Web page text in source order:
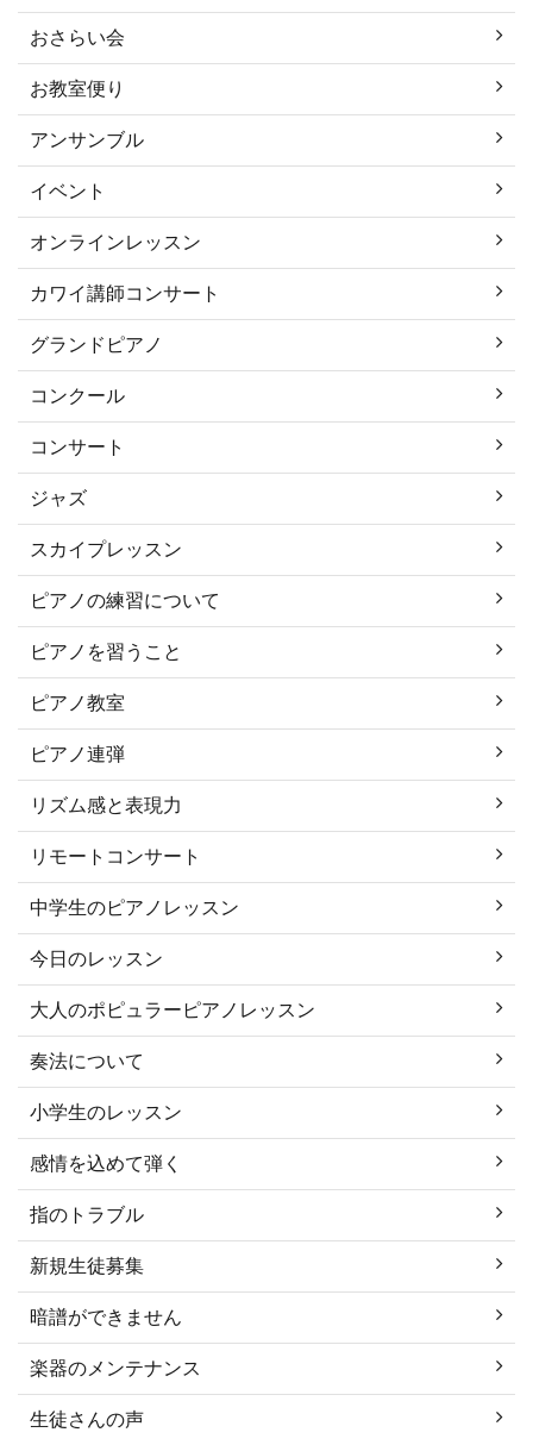
おさらい会
お教室便り
アンサンブル
イベント
オンラインレッスン
カワイ講師コンサート
グランドピアノ
コンクール
コンサート
ジャズ
スカイプレッスン
ピアノの練習について
ピアノを習うこと
ピアノ教室
ピアノ連弾
リズム感と表現力
リモートコンサート
中学生のピアノレッスン
今日のレッスン
大人のポピュラーピアノレッスン
奏法について
小学生のレッスン
感情を込めて弾く
指のトラブル
新規生徒募集
暗譜ができません
楽器のメンテナンス
生徒さんの声